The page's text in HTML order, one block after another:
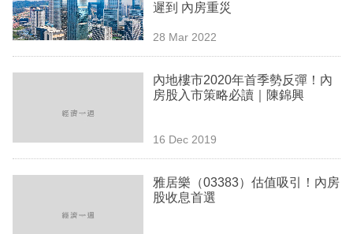
投
資
樓
遲到 內房重災
28 Mar 2022
內地樓市2020年首季勢反彈！內
房股入市策略必讀｜陳錦興
16 Dec 2019
雅居樂（03383）估值吸引！內房
股收息首選